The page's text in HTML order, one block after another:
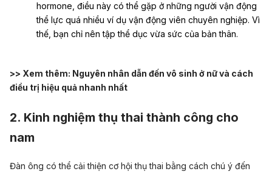
hormone, điều này có thể gặp ở những người vận động
thể lực quá nhiều ví dụ vận động viên chuyên nghiệp. Vì
thế, bạn chỉ nên tập thể dục vừa sức của bản thân.
>> Xem thêm: Nguyên nhân dẫn đến vô sinh ở nữ và cách
điều trị hiệu quả nhanh nhất
2. Kinh nghiệm thụ thai thành công cho
nam
Đàn ông có thể cải thiện cơ hội thụ thai bằng cách chú ý đến